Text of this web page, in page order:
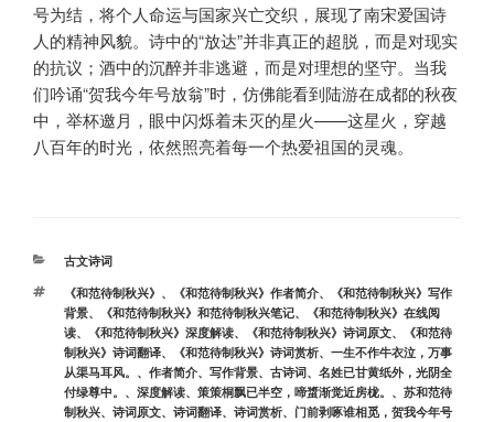
号为结，将个人命运与国家兴亡交织，展现了南宋爱国诗
人的精神风貌。诗中的“放达”并非真正的超脱，而是对现实
的抗议；酒中的沉醉并非逃避，而是对理想的坚守。当我
们吟诵“贺我今年号放翁”时，仿佛能看到陆游在成都的秋夜
中，举杯邀月，眼中闪烁着未灭的星火——这星火，穿越
八百年的时光，依然照亮着每一个热爱祖国的灵魂。
分
古文诗词
标
签
《和范待制秋兴》 、 《和范待制秋兴》作者简介、
《和范待制秋兴》写作
背景、 《和范待制秋兴》和范待制秋兴笔记、
《和范待制秋兴》在线阅
读、 《和范待制秋兴》深度解读、 《和范待制秋兴》诗词原文、
《和范待
制秋兴》诗词翻译、 《和范待制秋兴》诗词赏析、 一生不作牛衣泣，万事
从渠马耳风。 、 作者简介、 写作背景、 古诗词、 名姓已甘黄纸外，光阴全
付绿尊中。 、 深度解读、 策策桐飘已半空，啼螀渐觉近房栊。 、 苏和范待
制秋兴、 诗词原文、 诗词翻译、 诗词赏析、 门前剥啄谁相觅，贺我今年号